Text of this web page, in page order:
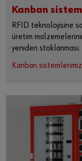
Kanban
RFID teknolojisine
üretim
yeniden stoklanması.
Kanban